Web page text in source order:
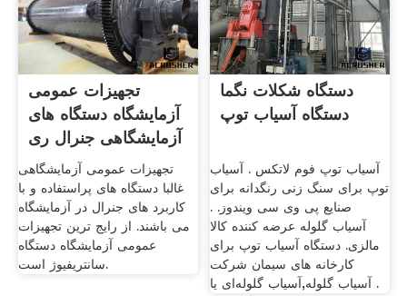
تجهیزات عمومی
آزمایشگاه دستگاه های
آزمایشگاهی جنرال ری
تجهیزات عمومی آزمایشگاهی
غالبا دستگاه های پراستفاده و با
کاربرد های جنرال در آزمایشگاه
می باشند. از رایج ترین تجهیزات
عمومی آزمایشگاه دستگاه
سانتریفیوژ است.
دستگاه شکلات نگما
دستگاه آسیاب توپ
آسیاب توپ فوم لاتکس . آسیاب
توپ برای سنگ زنی رنگدانه برای
صنایع پی وی سی ویندوز. .
آسیاب گلوله عرضه کننده کالا
مالزی. دستگاه آسیاب توپ برای
کارخانه های سیمان شرکت
آسیاب گلوله,آسیاب گلوله‌ای یا .